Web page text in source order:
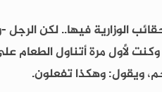
وتسلم إحدى الحقائب الوزارية فيها..
لأول مرة أتناول الطعام
ويقول: وهكذا تفعلون.